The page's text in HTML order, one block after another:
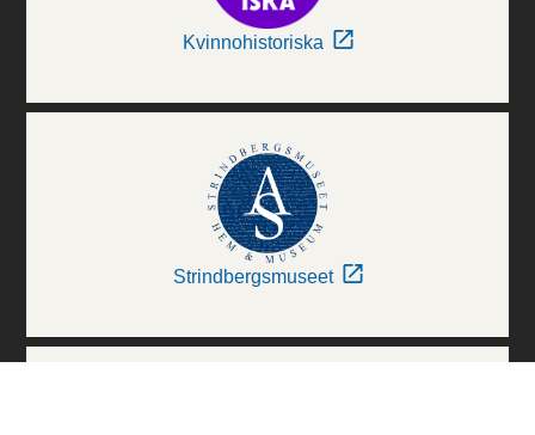
Kvinnohistoriska
Strindbergsmuseet